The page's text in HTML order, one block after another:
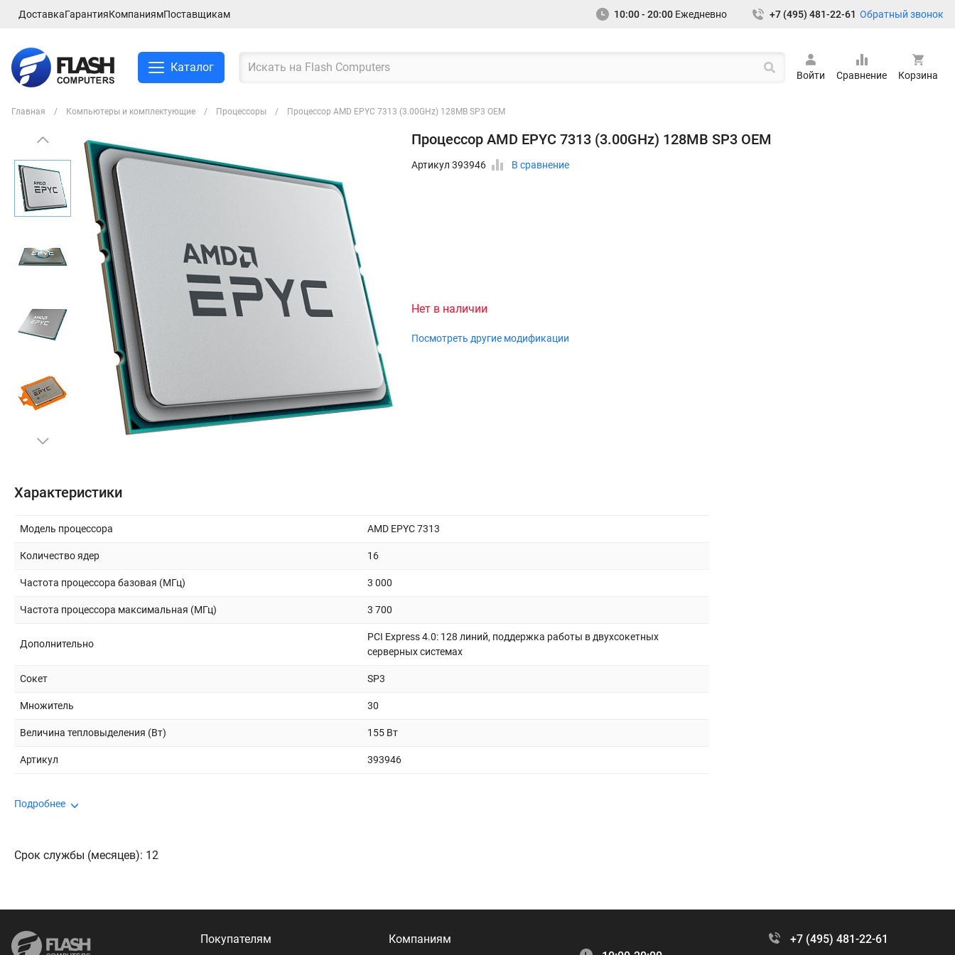
ДоставкаГарантияКомпаниямПоставщикам 10:00 - 20:00 Ежедневно +7 (495) 481-22-61 Обратный звонок
Каталог
Войти Сравнение Корзина
Главная Компьютеры и комплектующие Процессоры Процессор AMD EPYC 7313 (3.00GHz) 128MB SP3 OEM
Смартфоны и планшеты
Ноутбуки и аксессуры
Компьютеры и
комплектующие
Сетевое оборудование
ТВ, Аудио и Видео
Бытовая техника
Периферия и оргтехника
Накопители
Офис и Охрана
Строительство и ремонт
Инструмент и материалы
Процессор AMD EPYC 7313 (3.00GHz) 128MB SP3 OEM
Артикул 393946 В сравнение
Нет в наличии
Посмотреть другие модификации
Характеристики
Модель процессора AMD EPYC 7313
Количество ядер 16
Частота процессора базовая (МГц) 3 000
Частота процессора максимальная (МГц) 3 700
Дополнительно
PCI Express 4.0: 128 линий, поддержка работы в двухсокетных
серверных системах
Сокет SP3
Множитель 30
Величина тепловыделения (Вт) 155 Вт
Артикул 393946
Подробнее
Срок службы (месяцев): 12
Покупателям
Компаниям
+7 (495) 481-22-61